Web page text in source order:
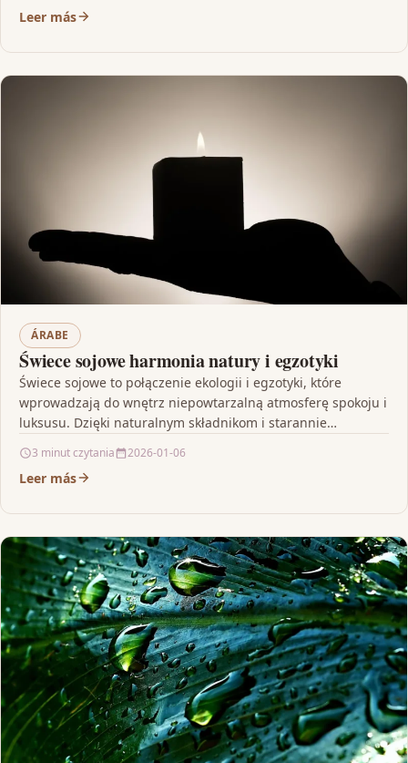
Leer más
ÁRABE
Świece sojowe harmonia natury i egzotyki
Świece sojowe to połączenie ekologii i egzotyki, które
wprowadzają do wnętrz niepowtarzalną atmosferę spokoju i
luksusu. Dzięki naturalnym składnikom i starannie
3 minut czytania 2026-01-06
Leer más